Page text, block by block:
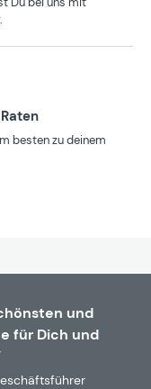
besten zu deinem
und
für Dich und